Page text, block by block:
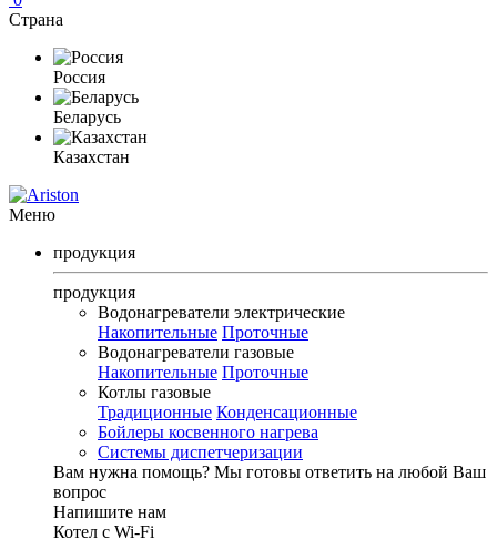
Страна
Россия
Беларусь
Казахстан
Меню
продукция
продукция
Водонагреватели электрические
Накопительные Проточные
Водонагреватели газовые
Накопительные Проточные
Котлы газовые
Традиционные Конденсационные
Бойлеры косвенного нагрева
Системы диспетчеризации
Вам нужна помощь? Мы готовы ответить на любой Ваш
вопрос
Напишите нам
Котел с Wi-Fi